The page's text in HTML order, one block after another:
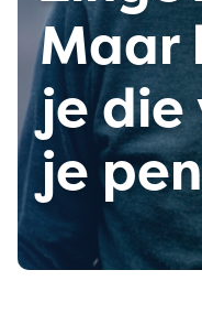
Maar
je die
je